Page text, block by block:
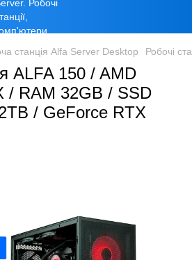
станція Alfa Server Desktop Робочі
ALFA 150 / AMD
/ RAM 32GB / SSD
/ GeForce RTX